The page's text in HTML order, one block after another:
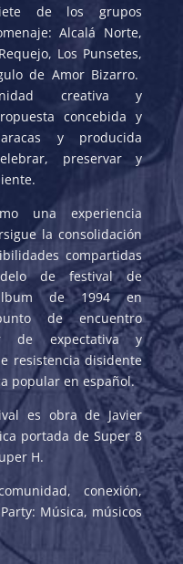
de los grupos
Alcalá Norte,
Los Punsetes,
de Amor Bizarro.
creativa y
concebida y
y producida
preservar y
una experiencia
la consolidación
compartidas
de festival de
de 1994 en
de encuentro
de expectativa y
resistencia disidente
popular en español.
es obra de Javier
portada de Super 8
H.
conexión,
Música, músicos